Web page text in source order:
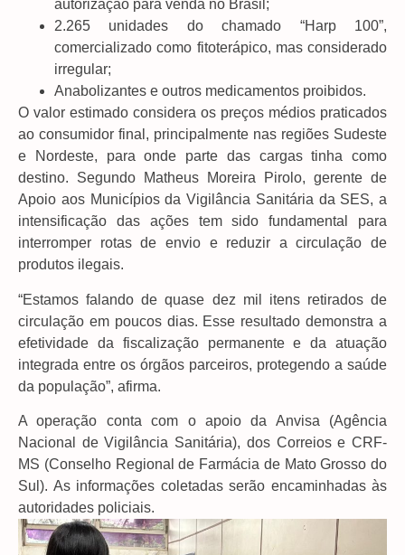
autorização para venda no Brasil;
2.265 unidades do chamado “Harp 100”,
comercializado como fitoterápico, mas considerado
irregular;
Anabolizantes e outros medicamentos proibidos.
O valor estimado considera os preços médios praticados
ao consumidor final, principalmente nas regiões Sudeste
e Nordeste, para onde parte das cargas tinha como
destino. Segundo Matheus Moreira Pirolo, gerente de
Apoio aos Municípios da Vigilância Sanitária da SES, a
intensificação das ações tem sido fundamental para
interromper rotas de envio e reduzir a circulação de
produtos ilegais.
“Estamos falando de quase dez mil itens retirados de
circulação em poucos dias. Esse resultado demonstra a
efetividade da fiscalização permanente e da atuação
integrada entre os órgãos parceiros, protegendo a saúde
da população”, afirma.
A operação conta com o apoio da Anvisa (Agência
Nacional de Vigilância Sanitária), dos Correios e CRF-
MS (Conselho Regional de Farmácia de Mato Grosso do
Sul). As informações coletadas serão encaminhadas às
autoridades policiais.